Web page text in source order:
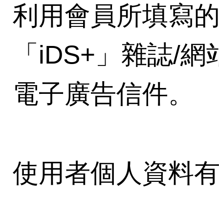
利用會員所填寫
「iDS+」雜誌/
電子廣告信件。
使用者個人資料